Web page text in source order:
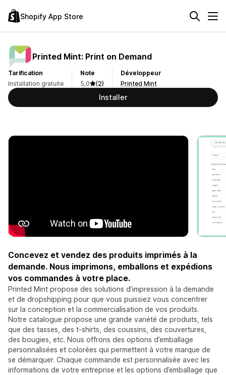
Shopify App Store
Printed Mint: Print on Demand
Tarification
Installation gratuite
Note
5,0
(2)
Développeur
Printed Mint
Installer
Concevez et vendez des produits imprimés à la
demande. Nous imprimons, emballons et expédions
vos commandes à votre place.
Printed Mint propose des solutions d’impression à la demande
et de dropshipping pour que vous puissiez vous concentrer
sur la conception et la commercialisation de vos produits.
Notre catalogue propose une grande variété de produits, tels
que des tasses, des t-shirts, des coussins, des couvertures,
des bougies, etc. Nous offrons des options d’emballage
personnalisées et colorées qui permettent à votre marque de
se démarquer. Chaque commande est personnalisée avec les
informations de votre entreprise et les options d’emballage que